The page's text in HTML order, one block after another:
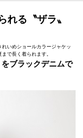
れる〝ザラ〟
いめショールカラージャケッ
で長く着られます。
ブラックデニムで